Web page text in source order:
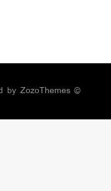
© Copyrights 2019. All Rights Reserved. Designed by
ZozoThemes